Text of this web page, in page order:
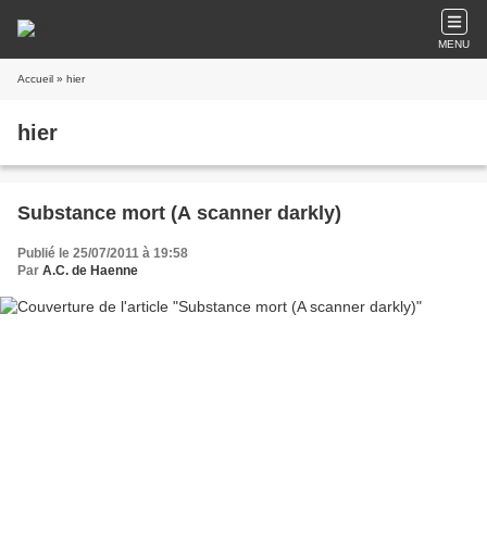
MENU
Accueil » hier
hier
Substance mort (A scanner darkly)
Publié le 25/07/2011 à 19:58
Par A.C. de Haenne